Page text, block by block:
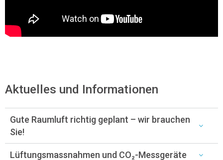
Aktuelles und Informationen
Gute Raumluft richtig geplant – wir brauchen
Sie!
Lüftungsmassnahmen und CO₂-Messgeräte